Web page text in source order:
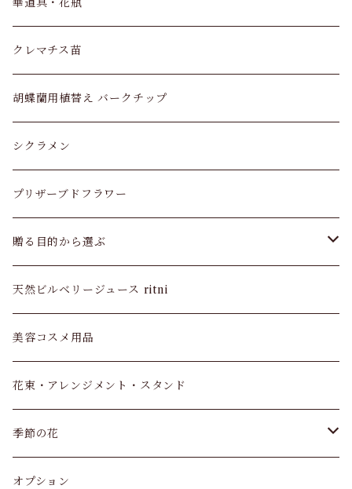
ユッカ
モンキーツリー
ガジュマル
ストレリチア オーガスタ
モンステラ
ウンベラータ
ドラセナ マッサン
サンスベリア
アンスリウム
観葉植物 寄せ植え
クレマチス苗
胡蝶蘭用植替え バークチップ
シクラメン
プリザーブドフラワー
贈る目的から選ぶ
お供え・お悔やみ
長寿祝い
バレンタイン
父の日
天然ビルベリージュース ritni
美容コスメ用品
花束・アレンジメント・スタンド
季節の花
カーネーション
オプション